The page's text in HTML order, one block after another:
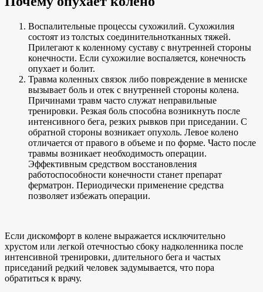
Воспалительные процессы сухожилий. Сухожилия
состоят из толстых соединительнотканных тяжей.
Прилегают к коленному суставу с внутренней стороны
конечности. Если сухожилие воспаляется, конечность
опухает и болит.
Травма коленных связок либо повреждение в мениске
вызывает боль и отек с внутренней стороны колена.
Причинами травм часто служат неправильные
тренировки. Резкая боль способна возникнуть после
интенсивного бега, резких рывков при приседании. С
обратной стороны возникает опухоль. Левое колено
отличается от правого в объеме и по форме. Часто после
травмы возникает необходимость операции.
Эффективным средством восстановления
работоспособности конечности станет препарат
ферматрон. Периодически применение средства
позволяет избежать операции.
Если дискомфорт в колене выражается исключительно
хрустом или легкой отечностью сбоку надколенника после
интенсивной тренировки, длительного бега и частых
приседаний редкий человек задумывается, что пора
обратиться к врачу.